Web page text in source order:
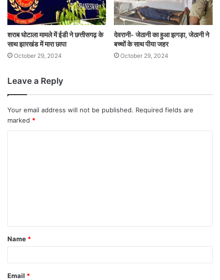
शराब घोटाला मामले में ईडी ने छत्तीसगढ़ के
साथ झारखंड में मारा छापा
October 29, 2024
देवरानी- जेठानी का हुआ झगड़ा, जेठानी ने
बच्चों के साथ पीया जहर
October 29, 2024
Leave a Reply
Your email address will not be published. Required fields are
marked *
Name *
Email *